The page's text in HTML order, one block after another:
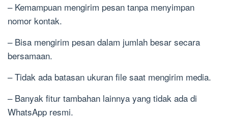
– Kemampuan mengirim pesan tanpa menyimpan
nomor kontak.
– Bisa mengirim pesan dalam jumlah besar secara
bersamaan.
– Tidak ada batasan ukuran file saat mengirim media.
– Banyak fitur tambahan lainnya yang tidak ada di
WhatsApp resmi.